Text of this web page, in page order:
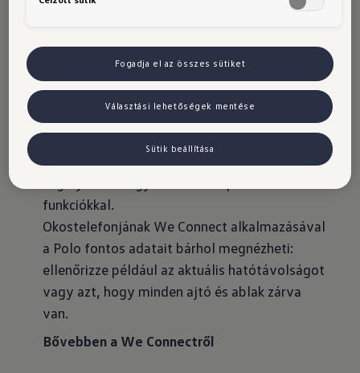
hozzáadását.
A We Connect nemcsak kellemesebbé, hanem
kényelmesebbé is teszi mindennapjait.
gépjárművel kapcsolatos fontos
információhoz és kényelmet nyújt a műszaki
funkciókkal.
Okostelefonjának We Connect alkalmazásával
a Polo fontos adatait bárhol megnézheti:
ellenőrizze például az aktuális hatótávolságot
vagy azt, hogy minden ajtó és ablak zárva
van.
Bővebben a We Connectről
Fogadja el az összes sütiket
Választási lehetőségek mentése
Sütik beállítása